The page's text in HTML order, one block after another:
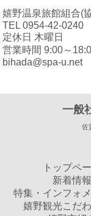
嬉野温泉旅館組合(
TEL 0954-42-0240
定休日 木曜日
営業時間 9:00～
bihada@spa-u.net
一般
佐
トップペ
新着情報
特集・インフォ
嬉野観光こだ